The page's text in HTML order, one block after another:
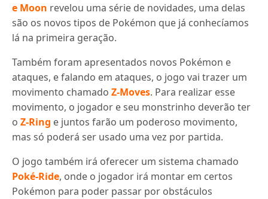
e Moon revelou uma série de novidades, uma delas
são os novos tipos de Pokémon que já conhecíamos
lá na primeira geração.
Também foram apresentados novos Pokémon e
ataques, e falando em ataques, o jogo vai trazer um
movimento chamadoZ-Moves. Para realizar esse
movimento, o jogador e seu monstrinho deverão ter
o Z-Ring e juntos farão um poderoso movimento,
mas só poderá ser usado uma vez por partida.
O jogo também irá oferecer um sistema chamado
Poké-Ride, onde o jogador irá montar em certos
Pokémon para poder passar por obstáculos